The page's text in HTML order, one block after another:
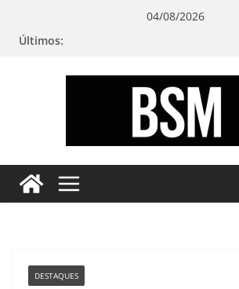
04/08/2026
Últimos:
sua
Mente
DESTAQUES